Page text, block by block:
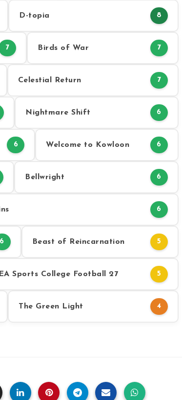
D-topia 8
7 Birds of War 7
Celestial Return 7
Nightmare Shift 6
6 Welcome to Kowloon 6
Bellwright 6
6
6 Beast of Reincarnation 5
EA Sports College Football 27 5
The Green Light 4